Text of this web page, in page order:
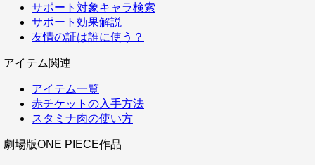
サポート対象キャラ検索
サポート効果解説
友情の証は誰に使う？
アイテム関連
アイテム一覧
赤チケットの入手方法
スタミナ肉の使い方
劇場版ONE PIECE作品